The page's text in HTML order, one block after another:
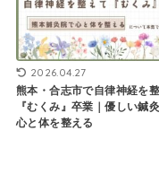
2026.04.27
熊本・合志市で自律神経を
『むくみ』卒業｜優しい鍼
心と体を整える